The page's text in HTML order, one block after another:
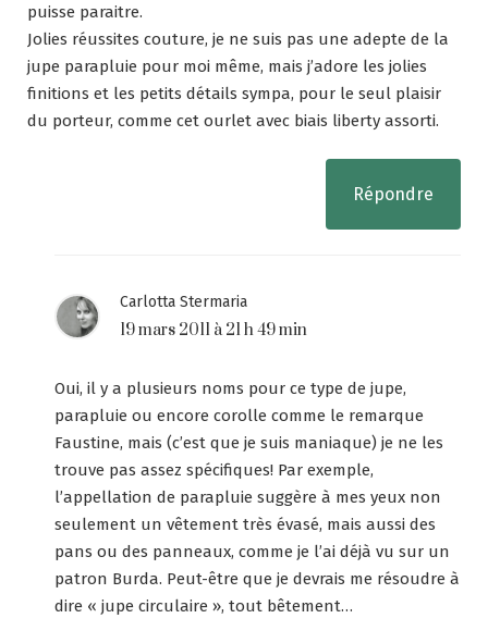
puisse paraitre.
Jolies réussites couture, je ne suis pas une adepte de la
jupe parapluie pour moi même, mais j’adore les jolies
finitions et les petits détails sympa, pour le seul plaisir
du porteur, comme cet ourlet avec biais liberty assorti.
Répondre
Carlotta Stermaria
19 mars 2011 à 21 h 49 min
Oui, il y a plusieurs noms pour ce type de jupe,
parapluie ou encore corolle comme le remarque
Faustine, mais (c’est que je suis maniaque) je ne les
trouve pas assez spécifiques! Par exemple,
l’appellation de parapluie suggère à mes yeux non
seulement un vêtement très évasé, mais aussi des
pans ou des panneaux, comme je l’ai déjà vu sur un
patron Burda. Peut-être que je devrais me résoudre à
dire « jupe circulaire », tout bêtement…